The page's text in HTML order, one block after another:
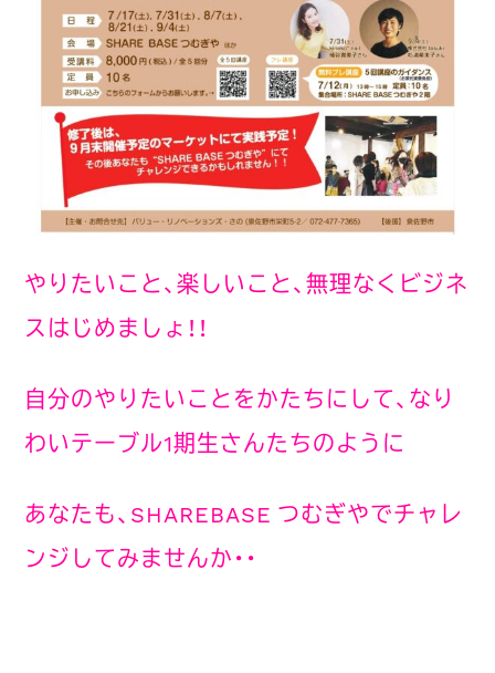
やりたいこと、楽しいこと、無理なくビジネ
スはじめましょ！！
自分のやりたいことをかたちにして、なり
わいテーブル1期生さんたちのように
あなたも、SHAREBASE つむぎやでチャレ
ンジしてみませんか・・